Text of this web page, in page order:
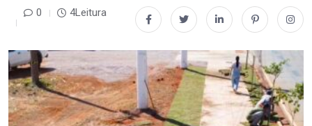
0 4Leitura